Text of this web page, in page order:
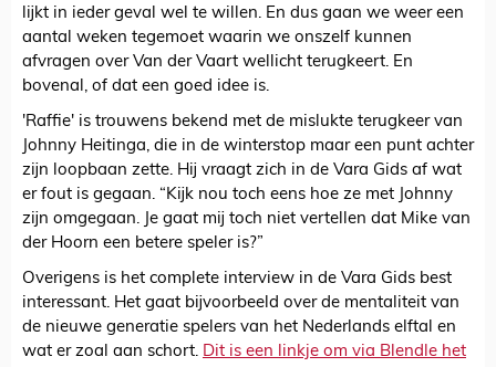
lijkt in ieder geval wel te willen. En dus gaan we weer een
aantal weken tegemoet waarin we onszelf kunnen
afvragen over Van der Vaart wellicht terugkeert. En
bovenal, of dat een goed idee is.
'Raffie' is trouwens bekend met de mislukte terugkeer van
Johnny Heitinga, die in de winterstop maar een punt achter
zijn loopbaan zette. Hij vraagt zich in de Vara Gids af wat
er fout is gegaan. “Kijk nou toch eens hoe ze met Johnny
zijn omgegaan. Je gaat mij toch niet vertellen dat Mike van
der Hoorn een betere speler is?”
Overigens is het complete interview in de Vara Gids best
interessant. Het gaat bijvoorbeeld over de mentaliteit van
de nieuwe generatie spelers van het Nederlands elftal en
wat er zoal aan schort. Dit is een linkje om via Blendle het